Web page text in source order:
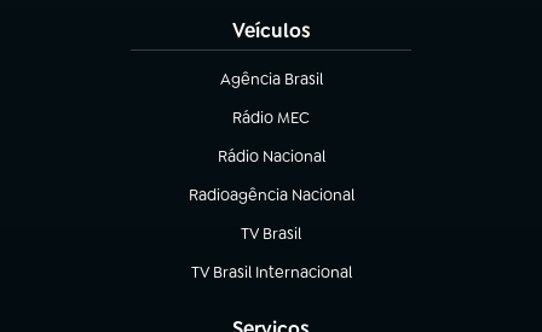
Veículos
Agência Brasil
(abre em nova aba)
Rádio MEC
(abre em nova aba)
Rádio Nacional
Radioagência Nacional
(abre em nova aba)
TV Brasil
(abre em nova aba)
TV Brasil Internacional
(abre em nova aba)